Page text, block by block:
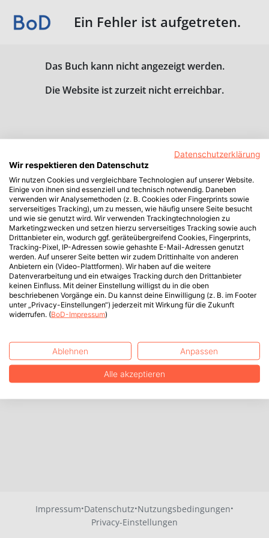
Ein Fehler ist aufgetreten.
Das Buch kann nicht angezeigt werden.
Die Website ist zurzeit nicht erreichbar.
Impressum·Datenschutz·Nutzungsbedingungen·
Privacy-Einstellungen
Datenschutzerklärung
Wir respektieren den Datenschutz
Wir nutzen Cookies und vergleichbare Technologien auf unserer Website.
Einige von ihnen sind essenziell und technisch notwendig. Daneben
verwenden wir Analysemethoden (z. B. Cookies oder Fingerprints sowie
serverseitiges Tracking), um zu messen, wie häufig unsere Seite besucht
und wie sie genutzt wird. Wir verwenden Trackingtechnologien zu
Marketingzwecken und setzen hierzu serverseitiges Tracking sowie auch
Drittanbieter ein, wodurch ggf. geräteübergreifend Cookies, Fingerprints,
Tracking-Pixel, IP-Adressen sowie gehashte E-Mail-Adressen genutzt
werden. Auf unserer Seite betten wir zudem Drittinhalte von anderen
Anbietern ein (Video-Plattformen). Wir haben auf die weitere
Datenverarbeitung und ein etwaiges Tracking durch den Drittanbieter
keinen Einfluss. Mit deiner Einstellung willigst du in die oben
beschriebenen Vorgänge ein. Du kannst deine Einwilligung (z. B. im Footer
unter „Privacy-Einstellungen“) jederzeit mit Wirkung für die Zukunft
widerrufen. (BoD-Impressum)
Ablehnen Anpassen
Alle akzeptieren